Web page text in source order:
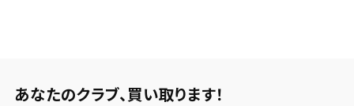
あなたのクラブ、 買い取ります！